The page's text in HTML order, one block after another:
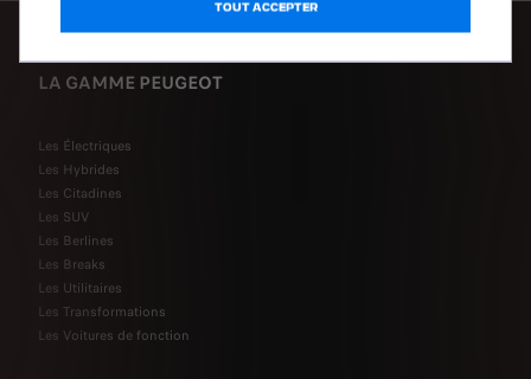
LA GAMME PEUGEOT
Les Électriques
Les Hybrides
Les Citadines
Les SUV
Les Berlines
Les Breaks
Les Utilitaires
Les Transformations
Les Voitures de fonction
TOUT ACCEPTER